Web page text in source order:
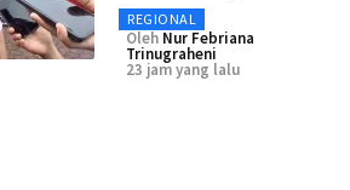
REGIONAL
Oleh Nur Febriana
Trinugraheni
23 jam yang lalu